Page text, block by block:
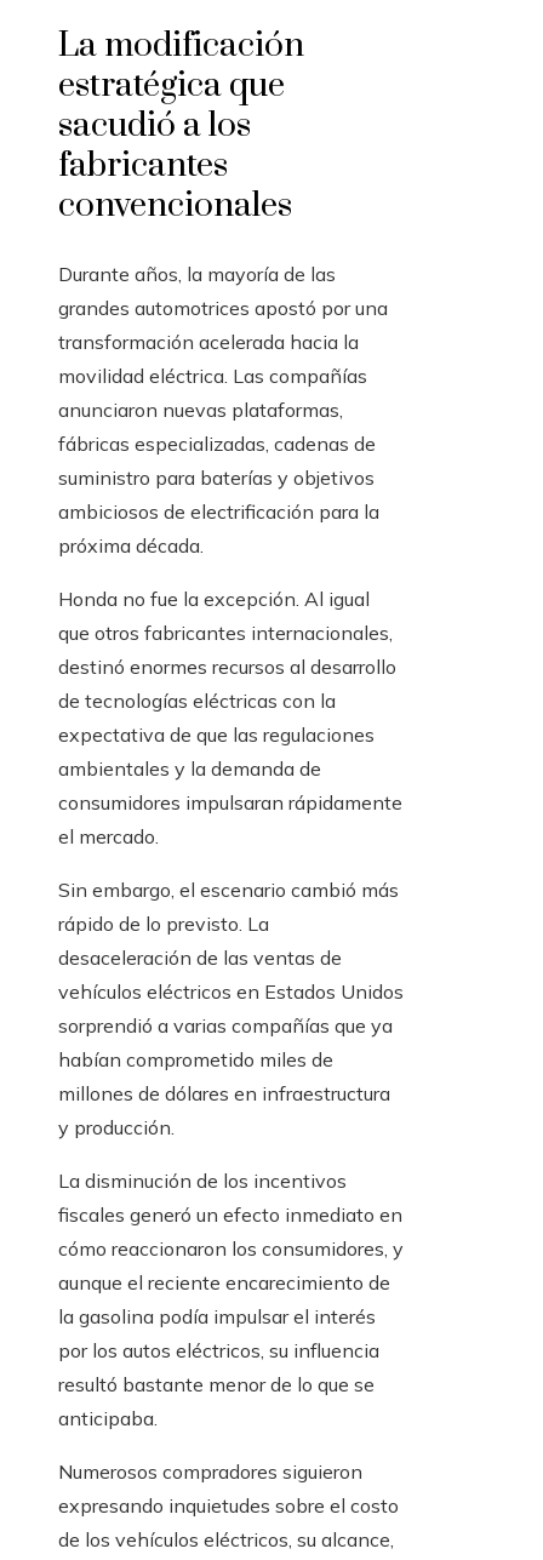
La modificación
estratégica que
sacudió a los
fabricantes
convencionales
Durante años, la mayoría de las
grandes automotrices apostó por una
transformación acelerada hacia la
movilidad eléctrica. Las compañías
anunciaron nuevas plataformas,
fábricas especializadas, cadenas de
suministro para baterías y objetivos
ambiciosos de electrificación para la
próxima década.
Honda no fue la excepción. Al igual
que otros fabricantes internacionales,
destinó enormes recursos al desarrollo
de tecnologías eléctricas con la
expectativa de que las regulaciones
ambientales y la demanda de
consumidores impulsaran rápidamente
el mercado.
Sin embargo, el escenario cambió más
rápido de lo previsto. La
desaceleración de las ventas de
vehículos eléctricos en Estados Unidos
sorprendió a varias compañías que ya
habían comprometido miles de
millones de dólares en infraestructura
y producción.
La disminución de los incentivos
fiscales generó un efecto inmediato en
cómo reaccionaron los consumidores, y
aunque el reciente encarecimiento de
la gasolina podía impulsar el interés
por los autos eléctricos, su influencia
resultó bastante menor de lo que se
anticipaba.
Numerosos compradores siguieron
expresando inquietudes sobre el costo
de los vehículos eléctricos, su alcance,